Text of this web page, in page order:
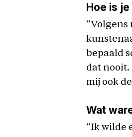
Hoe is
“Volgens
bepaald
dat nooit.
mij ook
Wat
“Ik wilde